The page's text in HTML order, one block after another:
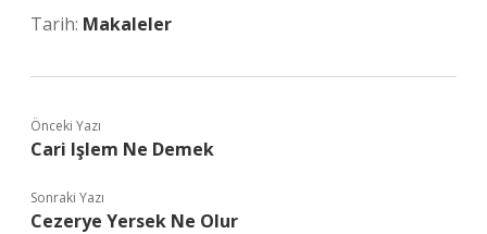
Tarih: Makaleler
Önceki Yazı
Cari Işlem Ne Demek
Sonraki Yazı
Cezerye Yersek Ne Olur